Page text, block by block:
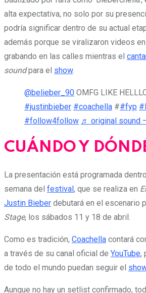
alta expectativa, no solo por su
podría significar dentro de su actual
además porque se viralizaron videos en
grabando en las calles mientras el
soundpara el show.
@belieber_90 OMFG LIKE
#justinbieber #coachella ##fyp
#follow4follow ♬ original sound
CUÁNDO Y
La presentación está programada
semana del festival, que se realiza en
Justin Bieber debutará en el escenario
Stage, los sábados 11 y 18 de abril.
Como es tradición, Coachella contará
a través de su canal oficial de YouTube,
de todo el mundo puedan seguir el
Aunque no hay un setlist confirmado,